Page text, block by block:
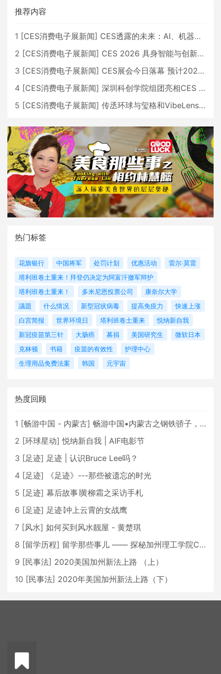
推荐内容
1 [CES消费电子展新闻] CES透露的未来：AI、机器人与智能生活大爆发
2 [CES消费电子展新闻] CES 2026 具身智能与创新领域 中国公司大放异彩
3 [CES消费电子展新闻] CES展会今日落幕 预计2026行业收入将超五千亿美元
4 [CES消费电子展新闻] 深圳科创学院组团亮相CES 广受好评
5 [CES消费电子展新闻] 传丞环球与玺格和VibeLens共同推出全新耳机
热门标签
花旗银行 中国将军 处罚计划 优惠活动
雷尔·莫雷
塔利班卷土重来！拜登仍决定为阿富汗撤军辩护
塔利班卷土重来！
多米尼恩投票公司
康奈尔大学
議題
什么情况 新型冠状病毒 提高免疫力
快速上涨
白宫简报
世界环境日 塔利班卷土重来
悦纳新自我
新冠疫苗第三针
大肠癌 募捐 美国研究生
微软日本
克林顿
书籍 疫苗的有效性
护理中心
生理用品免费法案
韩国 元宇宙
热度回顾
1 [畅游中国 - 内蒙古] 畅游中国•内蒙古之钢铁骄子，魅力包头
2 [环球星动] 悦纳新自我 | AIF电影节
3 [足迹] 足迹 | 认识Bruce Lee吗？
4 [足迹]
《足迹》---那些被遗忘的时光
5 [足迹] 幕后故事∣黄柳霜之采访手札
6 [足迹] 足迹∣冲上云霄的女战鹰
7 [风水] 如何买到风水靓屋 - 黄楚琪
8 [留学历程] 留学那些事儿 —— 探秘加州理工学院Caltech博士生活 [上集]
9 [民事法] 2020美国加州新法上路 （上）
10 [民事法] 2020年美国加州新法上路（下）